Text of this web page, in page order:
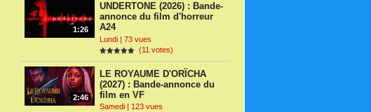
1:26
UNDERTONE (2026) : Bande-
annonce du film d'horreur
A24
Lundi | 73 vues
(11 votes)
2:46
LE ROYAUME D'ORÏCHA
(2027) : Bande-annonce du
film en VF
Samedi | 123 vues